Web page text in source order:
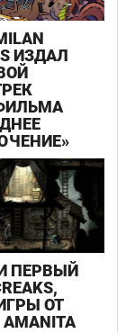
ИЗДАЛ
ПЕРВЫЙ
ОТ